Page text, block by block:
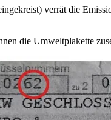
verrät die
die Umweltplakette